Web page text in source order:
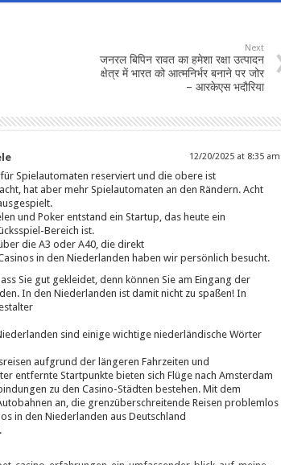
Next
जनरल बिपिन रावत का हमेशा रक्षा उत्पादन
क्षेत्र में भारत को आत्मनिर्भर बनाने पर जोर
– आरकेएस भदौरिया
12/20/2025 at 8:35 am
Spielautomaten reserviert und die obere ist
hat aber mehr Spielautomaten an den Rändern. Acht
und Poker entstand ein Startup, das heute ein
Bereich ist.
die A3 oder A40, die direkt
in den Niederlanden haben wir persönlich besucht.
Sie gut gekleidet, denn können Sie am Eingang der
In den Niederlanden ist damit nicht zu spaßen! In
sind einige wichtige niederländische Wörter
aufgrund der längeren Fahrzeiten und
entfernte Startpunkte bieten sich Flüge nach Amsterdam
zu den Casino-Städten bestehen. Mit dem
an, die grenzüberschreitende Reisen problemlos
in den Niederlanden aus Deutschland